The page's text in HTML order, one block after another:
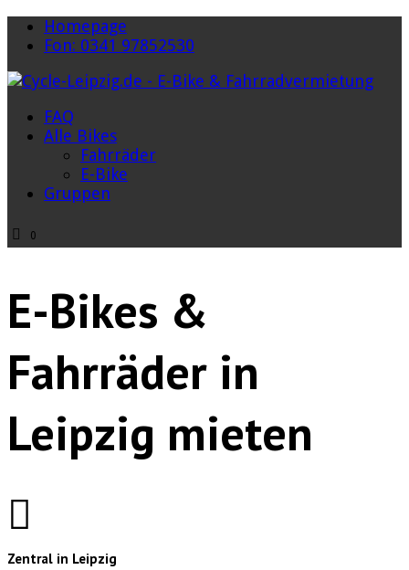
Homepage
Fon: 0341 97852530
FAQ
Alle Bikes
Fahrräder
E-Bike
Gruppen
0
E-Bikes &
Fahrräder in
Leipzig mieten
Zentral in Leipzig